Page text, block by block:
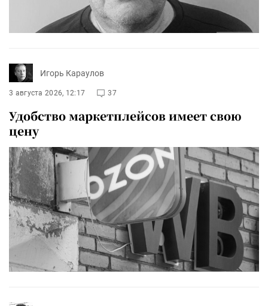
Игорь Караулов
3 августа 2026, 12:17 37
Удобство маркетплейсов имеет свою
цену